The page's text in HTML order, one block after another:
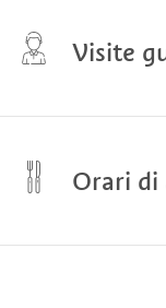
Visite
Orari